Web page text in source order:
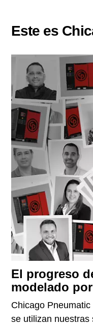
Este es
El progreso
modelado
Chicago
se utilizan nuestras